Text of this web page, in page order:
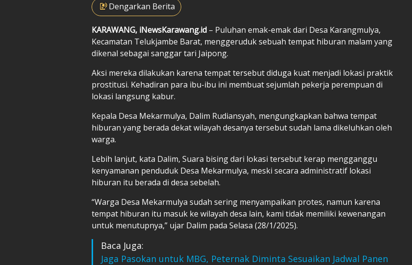
Dengarkan Berita
KARAWANG, iNewsKarawang.id – Puluhan emak-emak dari Desa Karangmulya,
Kecamatan Telukjambe Barat, menggeruduk sebuah tempat hiburan malam yang
dikenal sebagai sanggar tari Jaipong.
Aksi mereka dilakukan karena tempat tersebut diduga kuat menjadi lokasi praktik
prostitusi. Kehadiran para ibu-ibu ini membuat sejumlah pekerja perempuan di
lokasi langsung kabur.
Kepala Desa Mekarmulya, Dalim Rudiansyah, mengungkapkan bahwa tempat
hiburan yang berada dekat wilayah desanya tersebut sudah lama dikeluhkan oleh
warga.
Lebih lanjut, kata Dalim, Suara bising dari lokasi tersebut kerap mengganggu
kenyamanan penduduk Desa Mekarmulya, meski secara administratif lokasi
hiburan itu berada di desa sebelah.
“Warga Desa Mekarmulya sudah sering menyampaikan protes, namun karena
tempat hiburan itu masuk ke wilayah desa lain, kami tidak memiliki kewenangan
untuk menutupnya,” ujar Dalim pada Selasa (28/1/2025).
Baca Juga:
Jaga Pasokan untuk MBG, Peternak Diminta Sesuaikan Jadwal Panen